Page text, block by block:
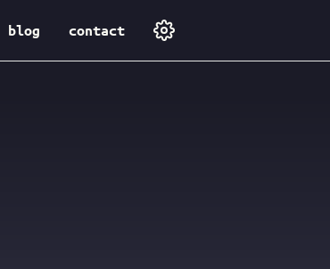
blog contact